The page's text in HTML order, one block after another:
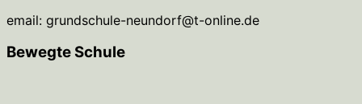
email: grundschule-neundorf@t-online.de
Bewegte Schule